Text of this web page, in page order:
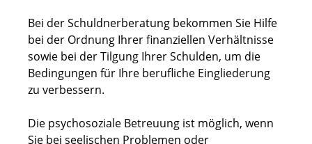
Bei der Schuldnerberatung bekommen Sie Hilfe
bei der Ordnung Ihrer finanziellen Verhältnisse
sowie bei der Tilgung Ihrer Schulden, um die
Bedingungen für Ihre berufliche Eingliederung
zu verbessern.
Die psychosoziale Betreuung ist möglich, wenn
Sie bei seelischen Problemen oder